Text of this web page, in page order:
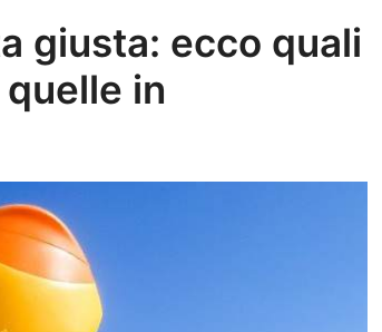
giusta: ecco quali
in